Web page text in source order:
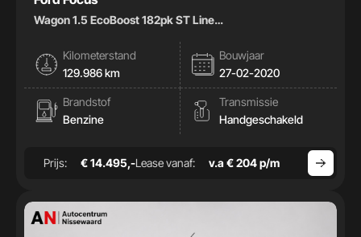
Wagon 1.5 EcoBoost 182pk ST Line
Kilometerstand
129.986 km
Bouwjaar
27-02-2020
Brandstof
Benzine
Transmissie
Handgeschakeld
Prijs: € 14.495,-Lease vanaf: v.a € 204 p/m